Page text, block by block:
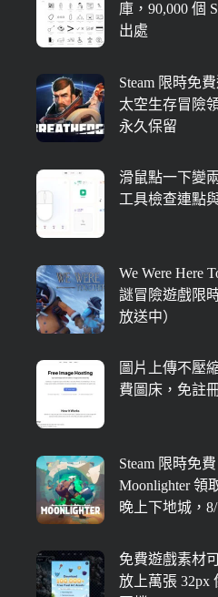
庫，90,000 個
出處
Steam 限時免費
太空生存冒險
永久保留
滑鼠點一下變
工具檢查連點
We Were Here
謎冒險遊戲限
放送中）
圖片上傳不壓
費圖床，免註
Steam 限時免
Moonlighter 領
晚上下地城，
免費遊戲素材
放上萬張 32px